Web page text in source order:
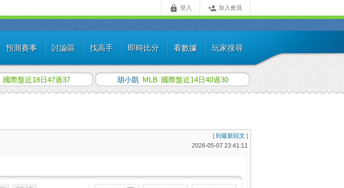
預測賽事 討論區 找高手 即時比分 看數據 玩家搜尋
 登入  加入會員
國際盤近18日47過37 胡小凱 MLB 國際盤近14日40過30
[到最新回文 ]
2026-05-07 23:41:11